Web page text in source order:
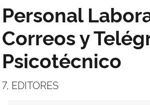
Personal
Correos y
Psicotécnico
7, EDITORES